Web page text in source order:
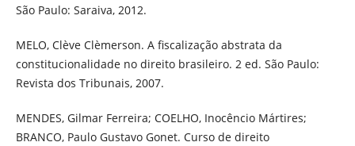
São Paulo: Saraiva, 2012.
MELO, Clève Clèmerson. A fiscalização abstrata da
constitucionalidade no direito brasileiro. 2 ed. São Paulo:
Revista dos Tribunais, 2007.
MENDES, Gilmar Ferreira; COELHO, Inocêncio Mártires;
BRANCO, Paulo Gustavo Gonet. Curso de direito